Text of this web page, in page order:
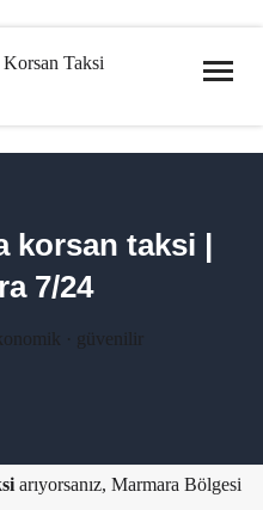
korsan taksi |
7/24
· güvenilir
arıyorsanız, Marmara Bölgesi